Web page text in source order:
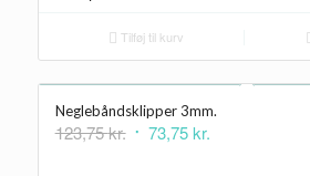
3.999,99 kr..
Tilføj til kurv
Neglebåndsklipper 3mm.
123,75kr. Den73,75kr.Den